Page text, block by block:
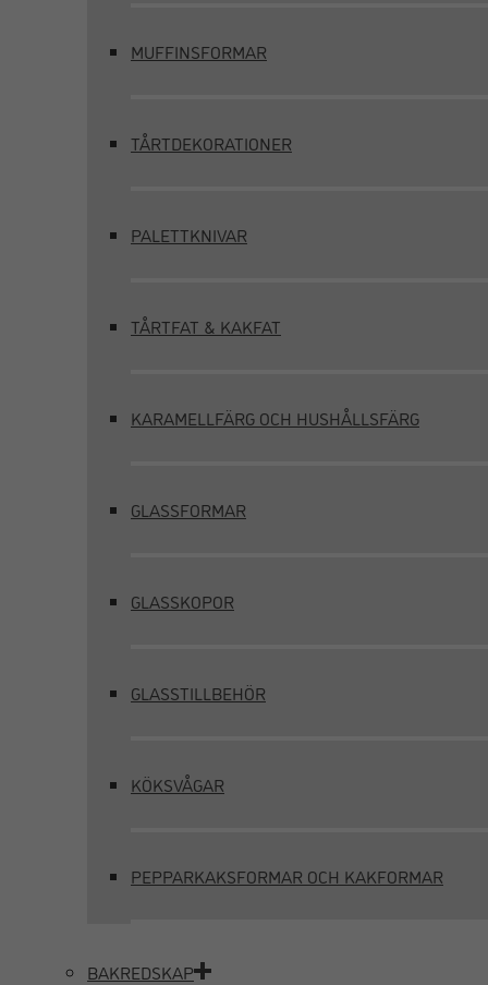
MUFFINSFORMAR
TÅRTDEKORATIONER
PALETTKNIVAR
TÅRTFAT & KAKFAT
KARAMELLFÄRG OCH HUSHÅLLSFÄRG
GLASSFORMAR
GLASSKOPOR
GLASSTILLBEHÖR
KÖKSVÅGAR
PEPPARKAKSFORMAR OCH KAKFORMAR
BAKREDSKAP